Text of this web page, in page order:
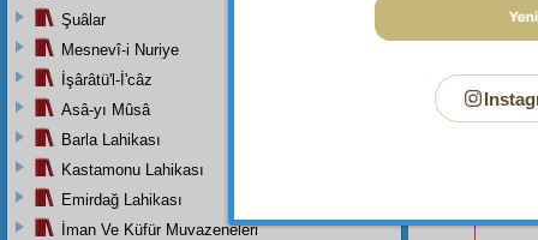
Bu
Şuâlar
Mesnevî-i Nuriye
İşârâtü'l-İ'câz
Asâ-yı Mûsâ
Barla Lahikası
Kastamonu Lahikası
Emirdağ Lahikası
İman Ve Küfür Muvazeneleri